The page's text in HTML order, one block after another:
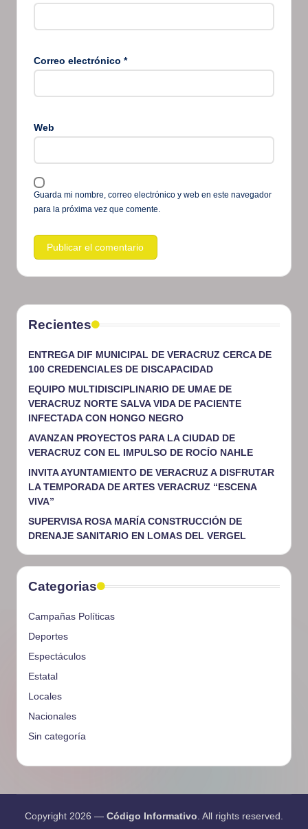
Correo electrónico *
Web
Guarda mi nombre, correo electrónico y web en este navegador
para la próxima vez que comente.
Recientes
ENTREGA DIF MUNICIPAL DE VERACRUZ CERCA DE
100 CREDENCIALES DE DISCAPACIDAD
EQUIPO MULTIDISCIPLINARIO DE UMAE DE
VERACRUZ NORTE SALVA VIDA DE PACIENTE
INFECTADA CON HONGO NEGRO
AVANZAN PROYECTOS PARA LA CIUDAD DE
VERACRUZ CON EL IMPULSO DE ROCÍO NAHLE
INVITA AYUNTAMIENTO DE VERACRUZ A DISFRUTAR
LA TEMPORADA DE ARTES VERACRUZ “ESCENA
VIVA”
SUPERVISA ROSA MARÍA CONSTRUCCIÓN DE
DRENAJE SANITARIO EN LOMAS DEL VERGEL
Categorias
Campañas Políticas
Deportes
Espectáculos
Estatal
Locales
Nacionales
Sin categoría
Copyright 2026 — Código Informativo . All rights reserved.